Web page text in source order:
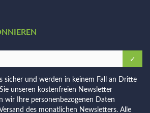
sicher und werden in keinem Fall an Dritte
unseren kostenfreien Newsletter
wir Ihre personenbezogenen Daten
des monatlichen Newsletters. Alle